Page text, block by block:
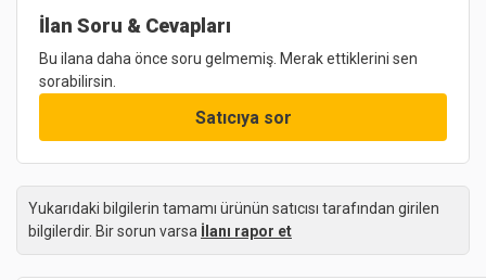
İlan Soru & Cevapları
Bu ilana daha önce soru gelmemiş. Merak ettiklerini sen
sorabilirsin.
Satıcıya sor
Yukarıdaki bilgilerin tamamı ürünün satıcısı tarafından girilen
bilgilerdir. Bir sorun varsa İlanı rapor et